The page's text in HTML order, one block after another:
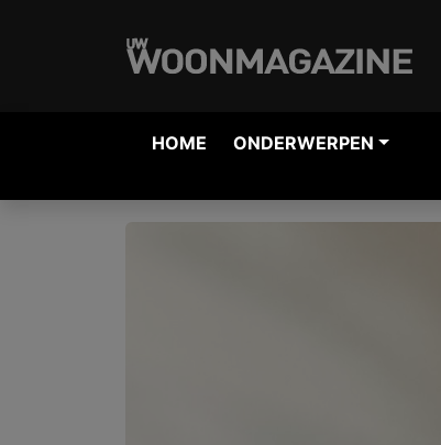
HOME ONDERWERPEN